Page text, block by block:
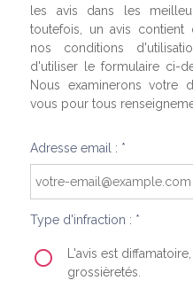
les avis dans les
toutefois, un avis contient
nos conditions
d'utiliser le formulaire ci-
Nous examinerons votre
vous pour tous
Adresse email : *
Type d'infraction : *
L'avis est
grossièretés.